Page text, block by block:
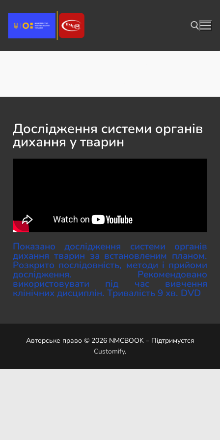
Дослідження системи органів
дихання у тварин
Показано дослідження системи органів
дихання тварин за встановленим планом.
Розкрито послідовність, методи і прийоми
дослідження. Рекомендовано
використовувати під час вивчення
клінічних дисциплін. Тривалість 9 хв. DVD
Авторське право © 2026 NMCBOOK – Підтримуєтся
Customify.